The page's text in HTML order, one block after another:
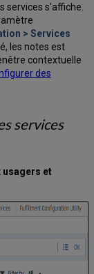
services s'affiche.
> Services
les notes est
contextuelle
des
services
usagers et